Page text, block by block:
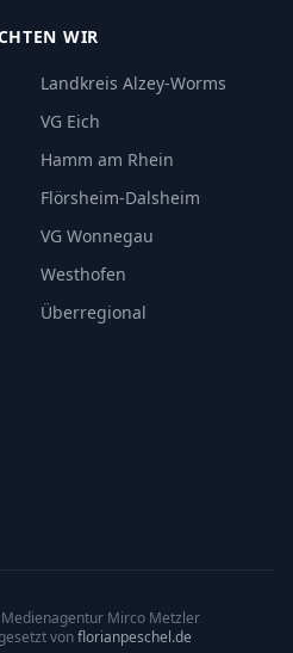
WIR
Landkreis Alzey-Worms
VG Eich
Hamm am Rhein
Flörsheim-Dalsheim
VG Wonnegau
Westhofen
Überregional
Mirco Metzler
von florianpeschel.de